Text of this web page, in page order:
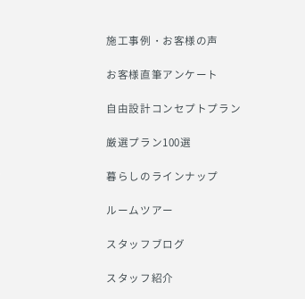
施工事例・お客様の声
お客様直筆アンケート
自由設計コンセプトプラン
厳選プラン100選
暮らしのラインナップ
ルームツアー
スタッフブログ
スタッフ紹介